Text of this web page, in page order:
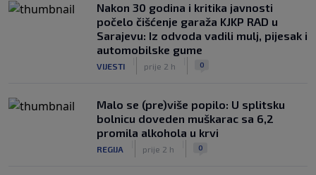
Nakon 30 godina i kritika javnosti
počelo čišćenje garaža KJKP RAD u
Sarajevu: Iz odvoda vadili mulj, pijesak i
automobilske gume
VIJESTI prije 2 h 0
Malo se (pre)više popilo: U splitsku
bolnicu doveden muškarac sa 6,2
promila alkohola u krvi
REGIJA prije 2 h 0